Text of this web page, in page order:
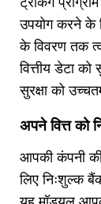
ट्रैकिंग
उपयोग करने के
के विवरण तक
वित्तीय डेटा
सुरक्षा को
अपने वित्त को
आपकी कंपनी
लिए निःशुल्क